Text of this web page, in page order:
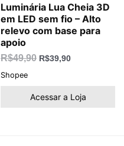
Luminária Lua Cheia 3D
em LED sem fio – Alto
relevo com base para
apoio
R$49,90 R$39,90
Shopee
Acessar a Loja